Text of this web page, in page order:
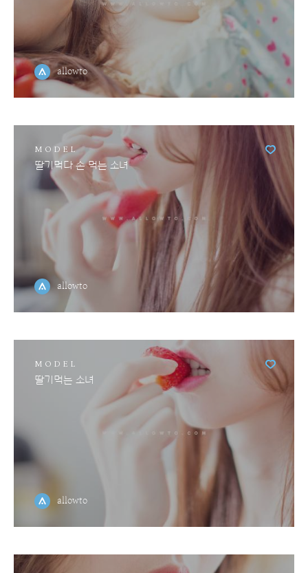
allowto
MODEL
딸기먹다 손 먹는 소녀
allowto
MODEL
딸기먹는 소녀
allowto